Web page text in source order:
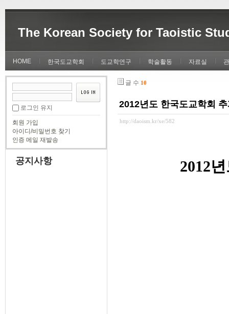
The Korean Society for Taoistic
HOME 한국도교학회 도교학연구 학술활동 자료실
로그인 유지
회원 가입
아이디/비밀번호 찾기
인증 메일 재발송
공지사항
글 수 10
2012년도 한국도교학회
http://daoism.kr/xe/582
2012